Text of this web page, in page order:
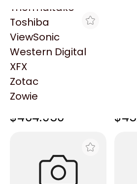
Thermaltake
Toshiba
ViewSonic
Western Digital
XFX
Zotac
Zowie
MOTHERBOARD MSI PRO
$464.950